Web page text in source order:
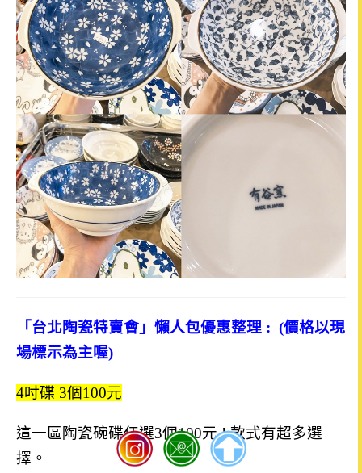
「台北陶瓷特賣會」懶人包優惠整理 : (價格以現
場標示為主喔)
4吋碟 3個100元
這一區陶瓷碗碟任選3個100元 ! 款式有超多選
擇。